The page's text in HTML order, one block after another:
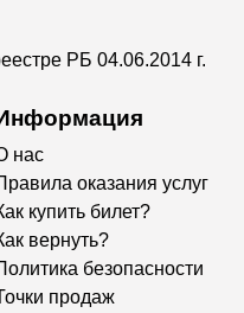
РБ 04.06.2014 г.
нас
оказания услуг
купить билет?
вернуть?
безопасности
продаж